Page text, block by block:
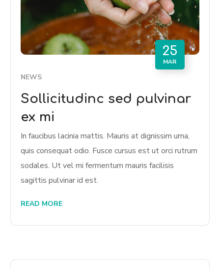
25
MAR
NEWS
Sollicitudinc sed pulvinar
ex mi
In faucibus lacinia mattis. Mauris at dignissim urna,
quis consequat odio. Fusce cursus est ut orci rutrum
sodales. Ut vel mi fermentum mauris facilisis
sagittis pulvinar id est.
READ MORE